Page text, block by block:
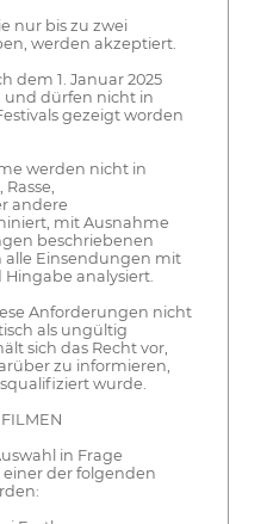
nur bis zu zwei
werden akzeptiert.
dem 1. Januar 2025
und dürfen nicht in
gezeigt worden
werden nicht in
andere
mit Ausnahme
beschriebenen
alle Einsendungen mit
analysiert.
Anforderungen nicht
als ungültig
sich das Recht vor,
zu informieren,
wurde.
in Frage
der folgenden